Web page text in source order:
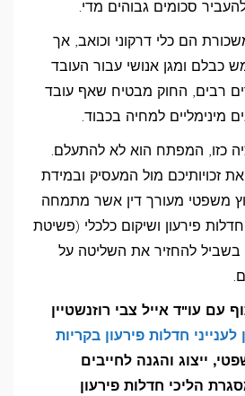
סכומים גבוהים מדי.
הם כלי דרקוני וכואב, אך
כבלם ומגן אנושי עבור העובד
רבים, החוק מבטיח שאף עובד
מינימליים למחיה בכבוד.
כזו, המפתח הוא לא להתעלם.
זכויותיכם מול המעסיק ובמידת
משפטי מעורך דין אשר מתמחה
חדלות פירעון ושיקום כלכלי (פשיטת
בשביל להחזיר את השליטה על
עם עו"ד אייל צבי רוזנשטיין
חדלות פירעון בקריות
ייצוג והגנה לחייבים
הליכי חדלות פירעון